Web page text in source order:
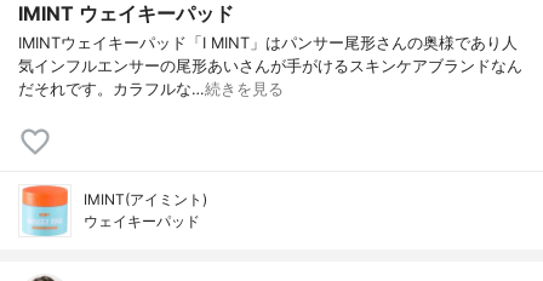
IMINT ウェイキーパッド
IMINTウェイキーパッド「I MINT」はパンサー尾形さんの奥様であり人
気インフルエンサーの尾形あいさんが手がけるスキンケアブランドなん
だそれです。カラフルな…続きを見る
IMINT(アイミント)
ウェイキーパッド